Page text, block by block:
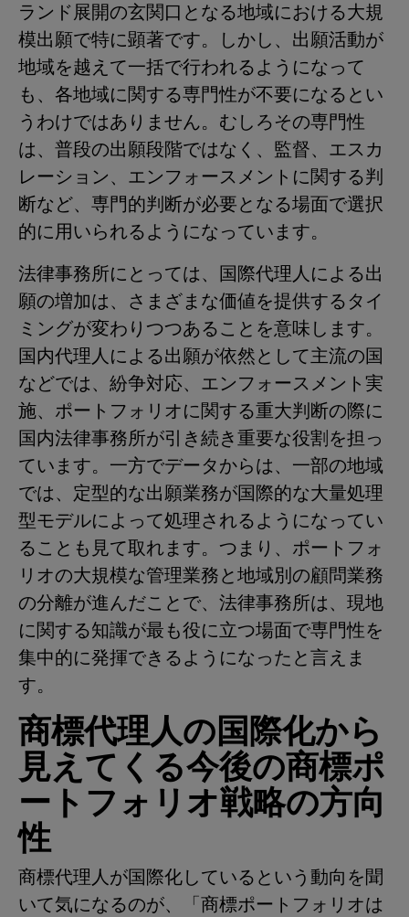
ランド展開の玄関口となる地域における大規
模出願で特に顕著です。しかし、出願活動が
地域を越えて一括で行われるようになって
も、各地域に関する専門性が不要になるとい
うわけではありません。むしろその専門性
は、普段の出願段階ではなく、監督、エスカ
レーション、エンフォースメントに関する判
断など、専門的判断が必要となる場面で選択
的に用いられるようになっています。
法律事務所にとっては、国際代理人による出
願の増加は、さまざまな価値を提供するタイ
ミングが変わりつつあることを意味します。
国内代理人による出願が依然として主流の国
などでは、紛争対応、エンフォースメント実
施、ポートフォリオに関する重大判断の際に
国内法律事務所が引き続き重要な役割を担っ
ています。一方でデータからは、一部の地域
では、定型的な出願業務が国際的な大量処理
型モデルによって処理されるようになってい
ることも見て取れます。つまり、ポートフォ
リオの大規模な管理業務と地域別の顧問業務
の分離が進んだことで、法律事務所は、現地
に関する知識が最も役に立つ場面で専門性を
集中的に発揮できるようになったと言えま
す。
商標代理人の国際化から
見えてくる今後の商標ポ
ートフォリオ戦略の方向
性
商標代理人が国際化しているという動向を聞
いて気になるのが、「商標ポートフォリオは